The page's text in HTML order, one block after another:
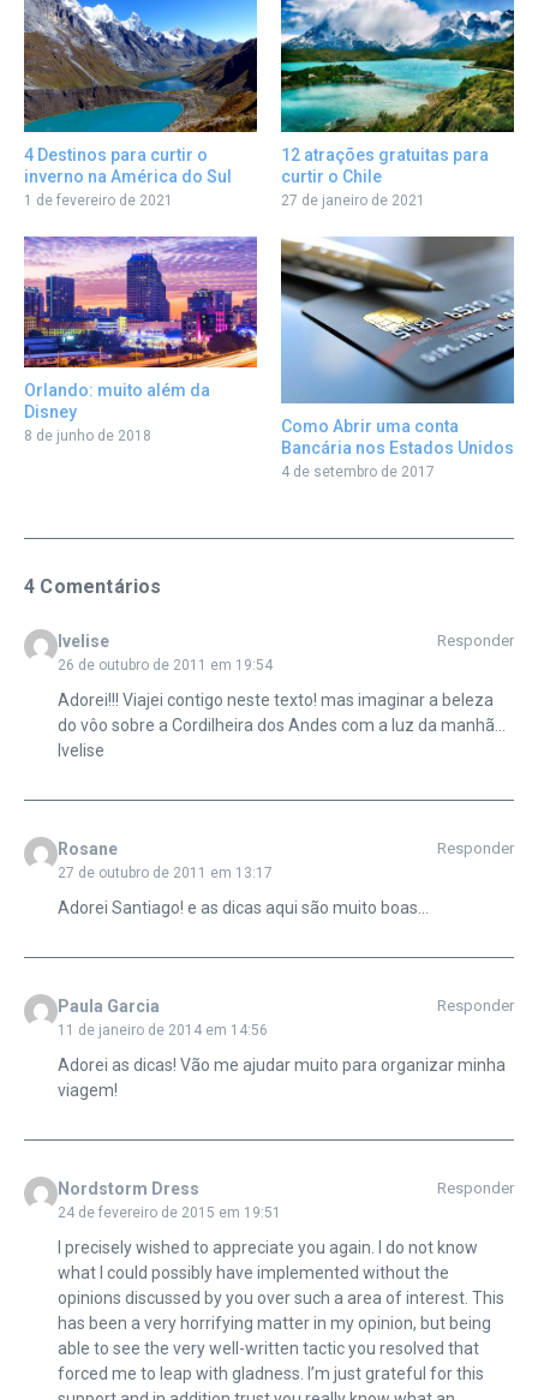
4 Destinos para curtir o
inverno na América do Sul
1 de fevereiro de 2021
12 atrações gratuitas para
curtir o Chile
27 de janeiro de 2021
Orlando: muito além da
Disney
8 de junho de 2018
Como Abrir uma conta
Bancária nos Estados Unidos
4 de setembro de 2017
4 Comentários
Ivelise
26 de outubro de 2011 em 19:54
Responder
Adorei!!! Viajei contigo neste texto! mas imaginar a beleza
do vôo sobre a Cordilheira dos Andes com a luz da manhã…
Ivelise
Rosane
27 de outubro de 2011 em 13:17
Responder
Adorei Santiago! e as dicas aqui são muito boas…
Paula Garcia
11 de janeiro de 2014 em 14:56
Responder
Adorei as dicas! Vão me ajudar muito para organizar minha
viagem!
Nordstorm Dress
24 de fevereiro de 2015 em 19:51
Responder
I precisely wished to appreciate you again. I do not know
what I could possibly have implemented without the
opinions discussed by you over such a area of interest. This
has been a very horrifying matter in my opinion, but being
able to see the very well-written tactic you resolved that
forced me to leap with gladness. I’m just grateful for this